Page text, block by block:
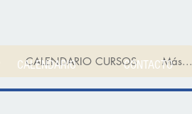
CALENDARIO CURSOS Más...
CONTACTO
CALENDARIO